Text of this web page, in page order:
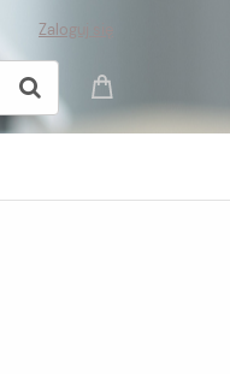
Zaloguj się